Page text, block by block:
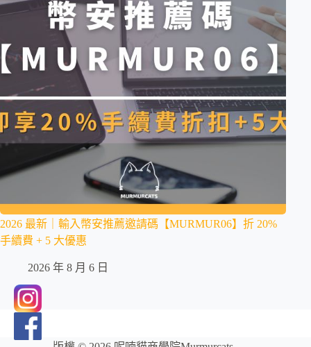
2026 最新｜輸入幣安推薦邀請碼【MURMUR06】折 20%
手續費 + 5 大優惠
2026 年 8 月 6 日